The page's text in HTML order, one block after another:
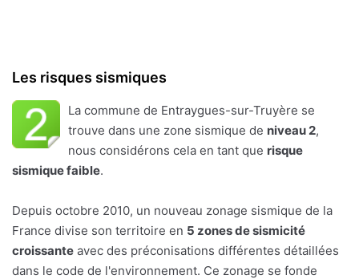
Les risques sismiques
La commune de Entraygues-sur-Truyère se
trouve dans une zone sismique de niveau 2,
nous considérons cela en tant que risque
sismique faible.
Depuis octobre 2010, un nouveau zonage sismique de la
France divise son territoire en 5 zones de sismicité
croissante avec des préconisations différentes détaillées
dans le code de l'environnement. Ce zonage se fonde